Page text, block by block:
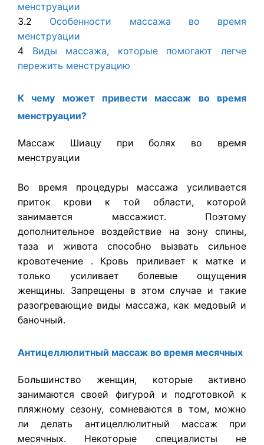
менструации
3.2 Особенности массажа во время
менструации
4 Виды массажа, которые помогают легче
пережить менструацию
К чему может привести массаж во время
менструации?
Массаж Шиацу при болях во время
менструации
Во время процедуры массажа усиливается
приток крови к той области, которой
занимается массажист. Поэтому
дополнительное воздействие на зону спины,
таза и живота способно вызвать сильное
кровотечение . Кровь приливает к матке и
только усиливает болевые ощущения
женщины. Запрещены в этом случае и такие
разогревающие виды массажа, как медовый и
баночный.
Антицеллюлитный массаж во время месячных
Большинство женщин, которые активно
занимаются своей фигурой и подготовкой к
пляжному сезону, сомневаются в том, можно
ли делать антицеллюлитный массаж при
месячных. Некоторые специалисты не